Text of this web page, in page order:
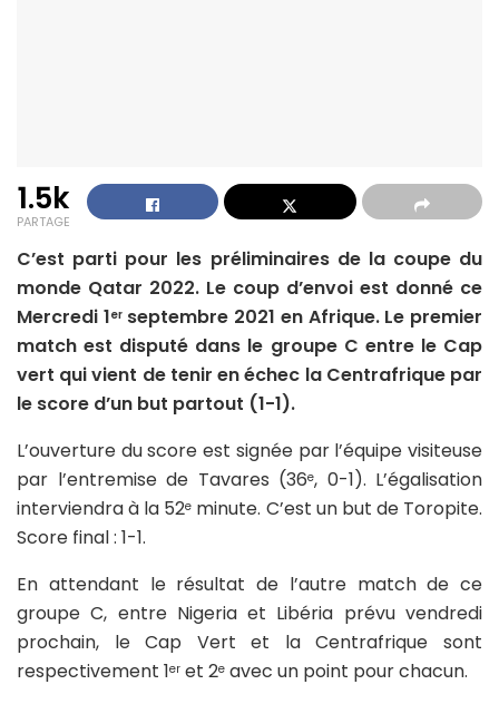
1.5k
PARTAGE
C’est parti pour les préliminaires de la coupe du
monde Qatar 2022. Le coup d’envoi est donné ce
Mercredi 1erseptembre 2021 en Afrique. Le premier
match est disputé dans le groupe C entre le Cap
vert qui vient de tenir en échec la Centrafrique par
le score d’un but partout (1-1).
L’ouverture du score est signée par l’équipe visiteuse
par l’entremise de Tavares (36e, 0-1). L’égalisation
interviendra à la 52e minute. C’est un but de Toropite.
Score final : 1-1.
En attendant le résultat de l’autre match de ce
groupe C, entre Nigeria et Libéria prévu vendredi
prochain, le Cap Vert et la Centrafrique sont
respectivement 1er et 2e avec un point pour chacun.